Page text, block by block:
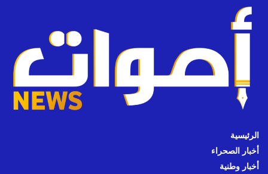
الرئيسية
أخبار الصحراء
أخبار وطنية